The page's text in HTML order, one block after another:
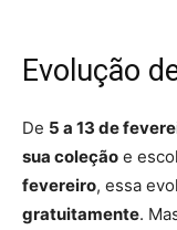
Evolução
De 5 a 13 de
sua coleção e
fevereiro, essa
gratuitamente.